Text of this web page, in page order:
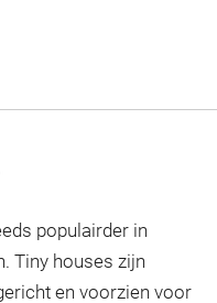
populairder in
Tiny houses zijn
en voorzien voor